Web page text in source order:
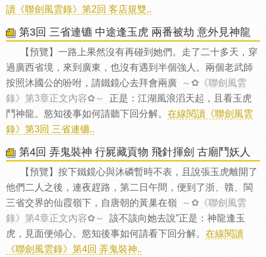
讀《聯劍風雲錄》第2回 客店規雙..
第3回 三省連镳 中途逢玉虎 兩番被劫 意外見神龍
【預覽】一路上果然沒有再碰到她們。走了二十多天，穿
過廣西省境，來到廣東，也沒有遇到半個強人。兩個老武師
按照沐國公的吩咐，請鐵鏡心去拜會兩廣
～✿《聯劍風雲
錄》第3章正文內容✿～
正是：江湖風浪滔天起，且看玉虎
鬥神龍。慾知後事如何請聽下回分解。 在線閱讀《聯劍風雲
錄》第3回 三省連镳..
第4回 弄鬼裝神 行屍藏貢物 飛針揮劍 古廟鬥妖人
【預覽】按下鐵鏡心與沐磷暫時不表，且說張玉虎離開了
他們二人之後，連夜趕路，第二日午間，便到了浙、贛、閩
三省交界的仙霞嶺下，自唐朝的黃巢在嶺
～✿《聯劍風雲
錄》第4章正文內容✿～
該不該向她去說”正是：神龍逢玉
虎，見面便傾心。慾知後事如何請看下回分解。 在線閱讀
《聯劍風雲錄》第4回 弄鬼裝神..